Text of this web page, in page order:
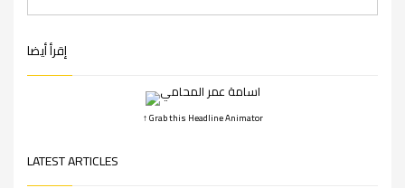
إقرأ أيضا
↑ Grab this Headline Animator
LATEST ARTICLES